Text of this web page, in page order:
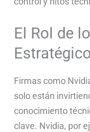
El Rol de
Firmas como
solo están
conocimiento
clave. Nvidia, por